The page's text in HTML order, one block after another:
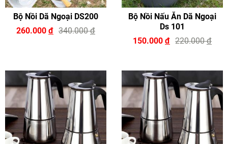
Bộ Nồi Dã Ngoại DS200
260.000 đ 340.000đ
Bộ Nồi Nấu Ăn Dã Ngoại
Ds 101
150.000 đ 220.000đ